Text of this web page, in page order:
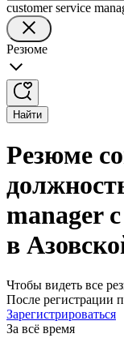
customer service
Резюме
Найти
Резюме
manager
в
Чтобы видеть все
После регистрации
Зарегистрироваться
За всё время